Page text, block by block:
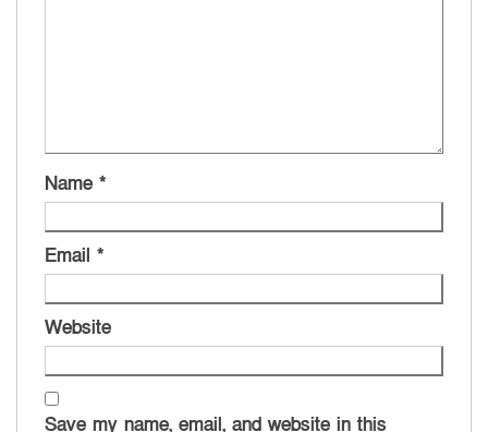
Name *
Email *
Website
Save my name, email, and website in this